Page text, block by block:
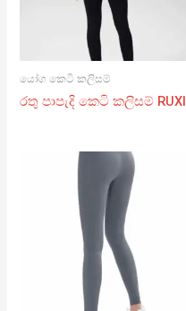
යෝග කෙටි කලිසම්
රතු පාපැදි කෙටි කලිසම් RUXI